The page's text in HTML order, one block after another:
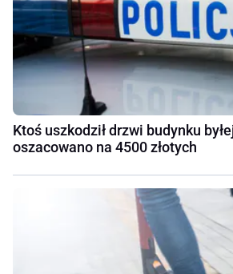
Ktoś uszkodził drzwi budynku
oszacowano na 4500 złotych